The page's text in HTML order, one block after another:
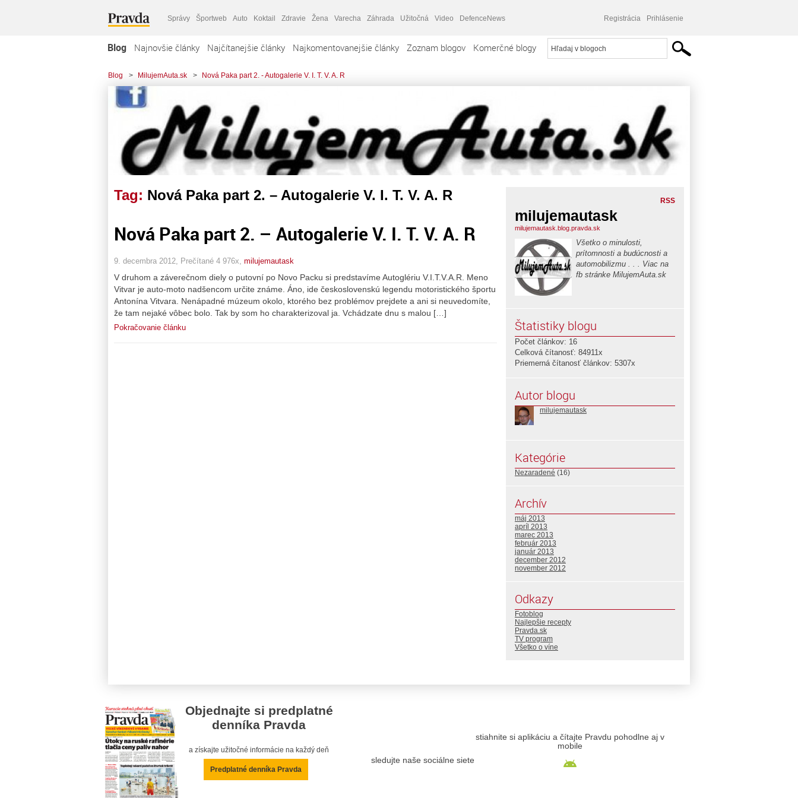
Správy Športweb Auto Koktail Zdravie Žena Varecha Záhrada Užitočná Video DefenceNews Registrácia Prihlásenie
Blog Najnovšie články Najčítanejšie články Najkomentovanejšie články Zoznam blogov Komerčné blogy
Blog > MilujemAuta.sk > Nová Paka part 2. - Autogalerie V. I. T. V. A. R
Tag: Nová Paka part 2. – Autogalerie V. I. T. V. A. R
Nová Paka part 2. – Autogalerie V. I. T. V. A. R
9. decembra 2012, Prečítané 4 976x, milujemautask
V druhom a záverečnom diely o putovní po Novo Packu si predstavíme Autoglériu V.I.T.V.A.R. Meno
Vitvar je auto-moto nadšencom určite známe. Áno, ide československú legendu motoristického športu
Antonína Vitvara. Nenápadné múzeum okolo, ktorého bez problémov prejdete a ani si neuvedomíte,
že tam nejaké vôbec bolo. Tak by som ho charakterizoval ja. Vchádzate dnu s malou […]
Pokračovanie článku
RSS
milujemautask
milujemautask.blog.pravda.sk
Všetko o minulosti,
prítomnosti a budúcnosti a
automobilizmu . . . Viac na
fb stránke MilujemAuta.sk
Štatistiky blogu
Počet článkov: 16
Celková čítanosť: 84911x
Priemerná čítanosť článkov: 5307x
Autor blogu
milujemautask
Kategórie
Nezaradené (16)
Archív
máj 2013
apríl 2013
marec 2013
február 2013
január 2013
december 2012
november 2012
Odkazy
Fotoblog
Najlepšie recepty
Pravda.sk
TV program
Všetko o víne
Objednajte si predplatné
denníka Pravda
a získajte užitočné informácie na každý deň
Predplatné denníka Pravda
sledujte naše sociálne siete
stiahnite si aplikáciu a čítajte Pravdu pohodlne aj v
mobile